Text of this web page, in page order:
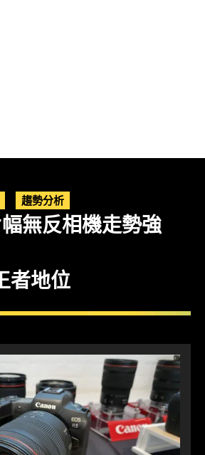
趨勢分析
無反相機走勢強
者地位